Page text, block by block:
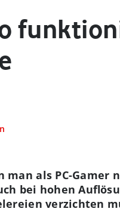
man als PC-Gamer
bei hohen
verzichten